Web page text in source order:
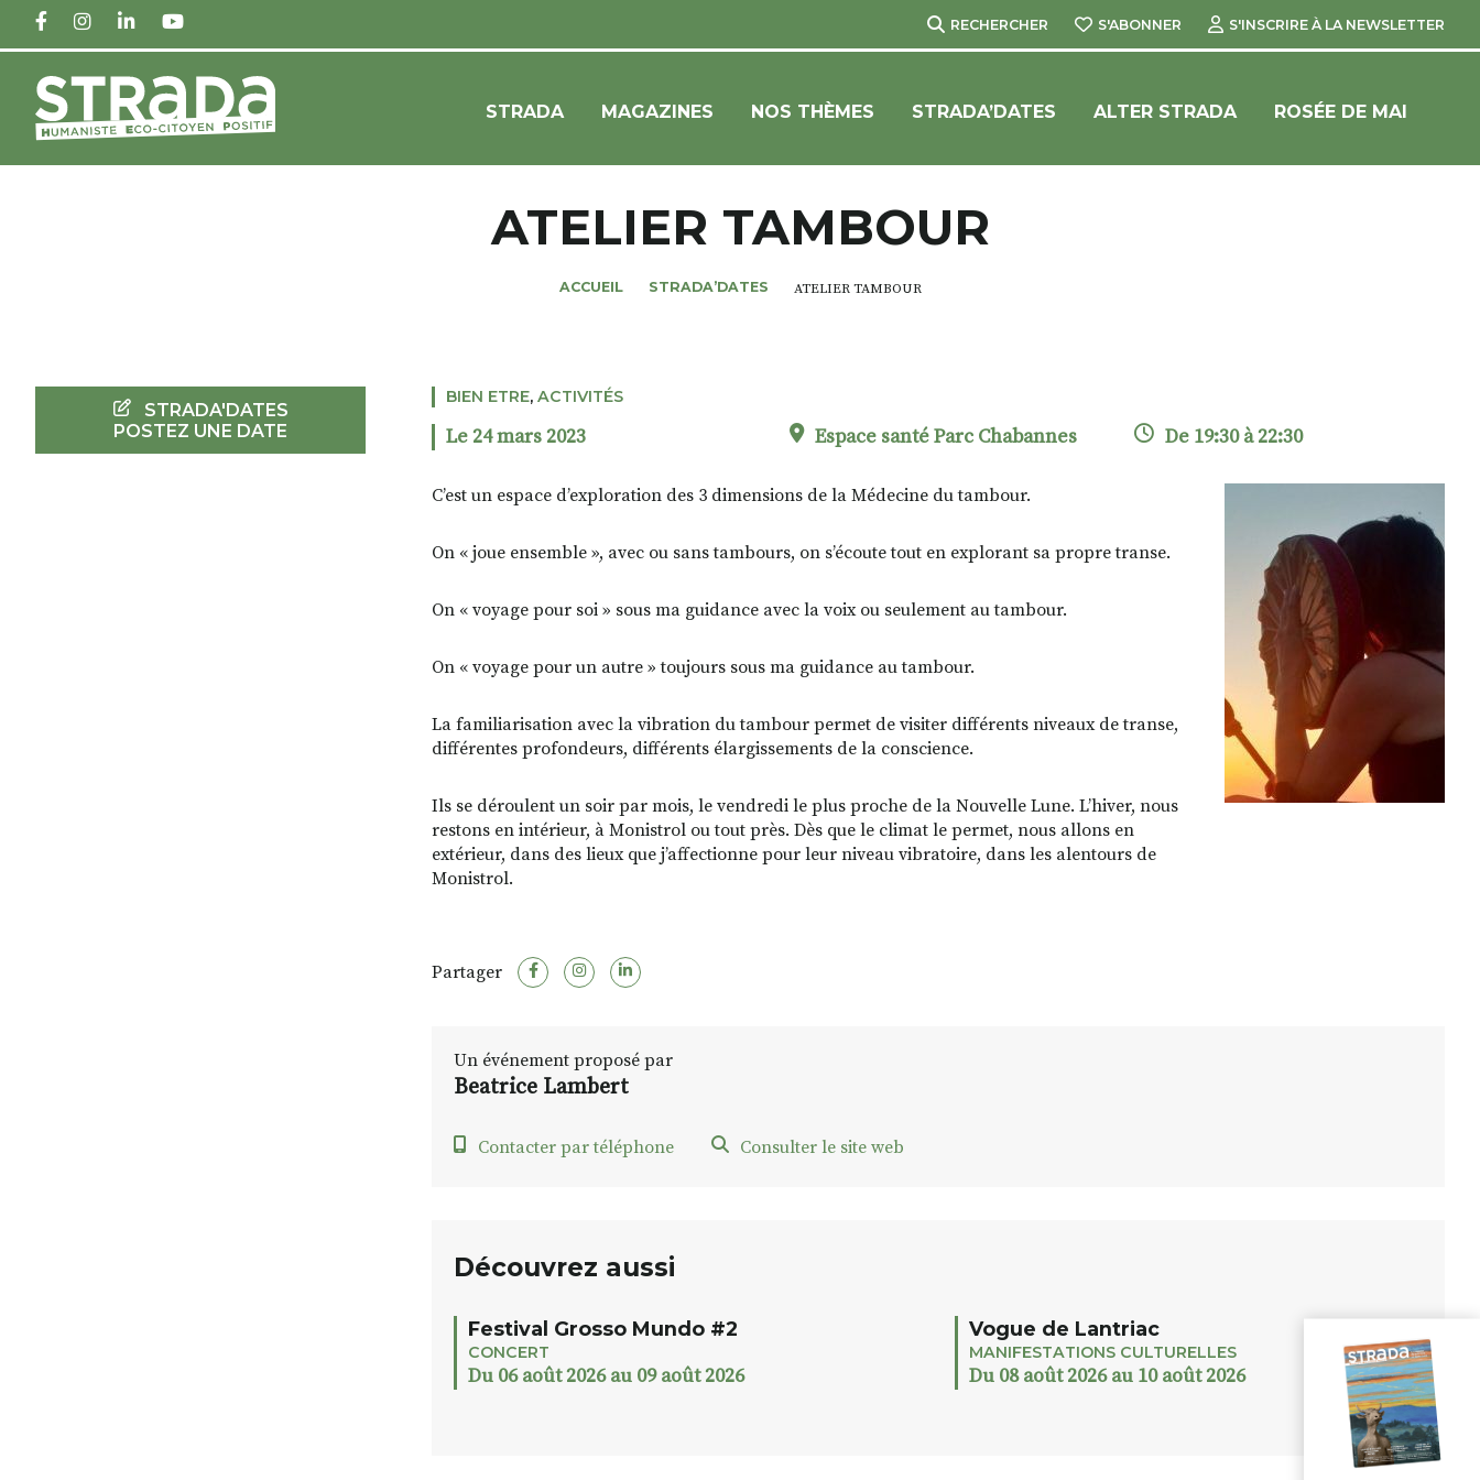
FACEBOOKINSTAGRAM
LINKEDINYOUTUBE RECHERCHER S'ABONNER S'INSCRIRE À LA NEWSLETTER
STRADA MAGAZINES NOS THÈMES STRADA’DATES ALTER STRADA ROSÉE DE MAI
ATELIER TAMBOUR
ACCUEIL STRADA’DATES ATELIER TAMBOUR
BIEN ETRE, ACTIVITÉS
Le 24 mars 2023 Espace santé Parc Chabannes De 19:30 à 22:30
C’est un espace d’exploration des 3 dimensions de la Médecine du tambour.
On « joue ensemble », avec ou sans tambours, on s’écoute tout en explorant sa propre transe.
On « voyage pour soi » sous ma guidance avec la voix ou seulement au tambour.
On « voyage pour un autre » toujours sous ma guidance au tambour.
La familiarisation avec la vibration du tambour permet de visiter différents niveaux de transe,
différentes profondeurs, différents élargissements de la conscience.
Ils se déroulent un soir par mois, le vendredi le plus proche de la Nouvelle Lune. L’hiver, nous
restons en intérieur, à Monistrol ou tout près. Dès que le climat le permet, nous allons en
extérieur, dans des lieux que j’affectionne pour leur niveau vibratoire, dans les alentours de
Monistrol.
Partager
Un événement proposé par
Beatrice Lambert
Contacter par téléphone Consulter le site web
Découvrez aussi
Festival Grosso Mundo #2
CONCERT
Du 06 août 2026 au 09 août 2026
Vogue de Lantriac
MANIFESTATIONS CULTURELLES
Du 08 août 2026 au 10 août 2026
STRADA'DATES
POSTEZ UNE DATE